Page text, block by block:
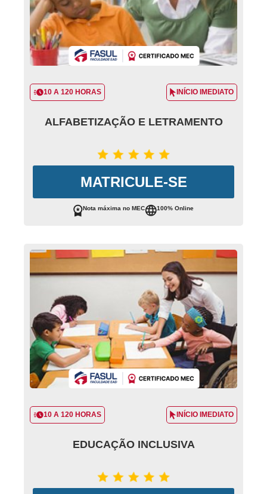
10 A 120 HORAS INÍCIO IMEDIATO
ALFABETIZAÇÃO E LETRAMENTO
MATRICULE-SE
Nota máxima no MEC 100% Online
10 A 120 HORAS INÍCIO IMEDIATO
EDUCAÇÃO INCLUSIVA